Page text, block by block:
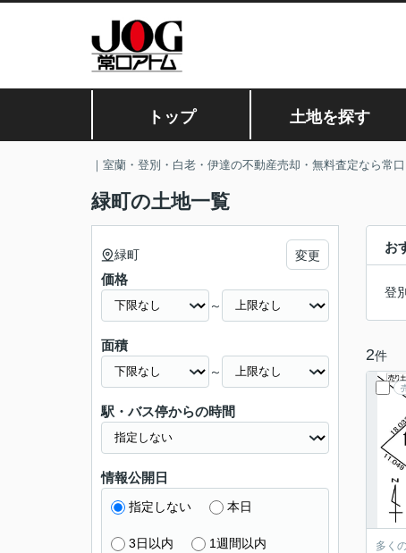
トップ 土地を探す
｜室蘭・登別・白老・伊達の不動産売却・無料査定なら常
緑町の土地一覧
お
登
2件
多く
緑町 変更
価格
～
面積
～
駅・バス停からの時間
情報公開日
指定しない 本日
3日以内 1週間以内